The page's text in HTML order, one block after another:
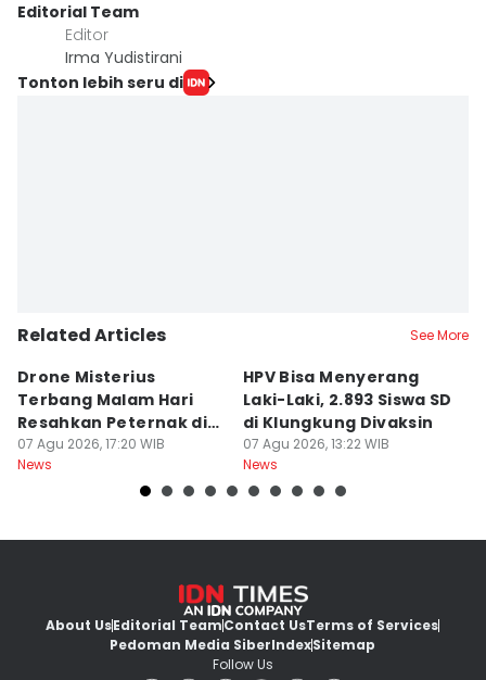
Editorial Team
Editor
Irma Yudistirani
Tonton lebih seru di
Related Articles See More
Drone Misterius
Terbang Malam Hari
Resahkan Peternak di
Marga Tabanan
07 Agu 2026, 17:20 WIB
News
HPV Bisa Menyerang
Laki-Laki, 2.893 Siswa SD
di Klungkung Divaksin
07 Agu 2026, 13:22 WIB
News
About UsEditorial TeamContact UsTerms of Services
Pedoman Media SiberIndexSitemap
Follow Us